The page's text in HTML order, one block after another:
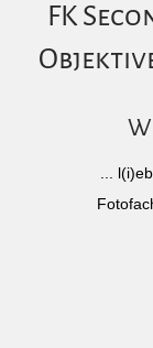
FK
...